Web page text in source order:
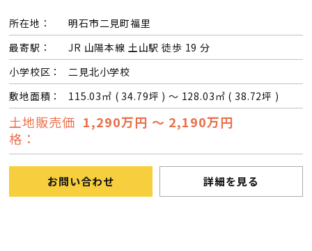
所在地：
明石市二見町福里
最寄駅：
JR 山陽本線 土山駅 徒歩 19 分
小学校区：
二見北小学校
敷地面積：
115.03㎡ ( 34.79坪 ) ～ 128.03㎡ ( 38.72坪 )
土地販売価
格：
1,290万円 ～ 2,190万円
お問い合わせ 詳細を見る